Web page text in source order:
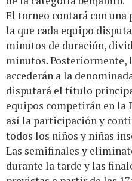
El torneo contará con una
la que cada equipo
minutos de duración,
minutos. Posteriormente,
accederán a la
disputará el título
equipos competirán en la
así la participación y
todos los niños y niñas
Las semifinales y
durante la tarde y las